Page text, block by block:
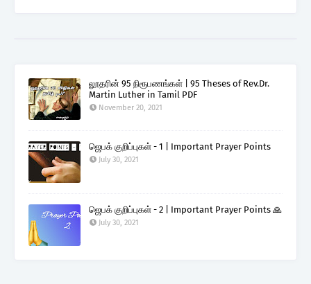
லூதரின் 95 நிரூபணங்கள் | 95 Theses of Rev.Dr.
Martin Luther in Tamil PDF
November 20, 2021
ஜெபக் குறிப்புகள் - 1 | Important Prayer Points
July 30, 2021
ஜெபக் குறிப்புகள் - 2 | Important Prayer Points 🙏
July 30, 2021